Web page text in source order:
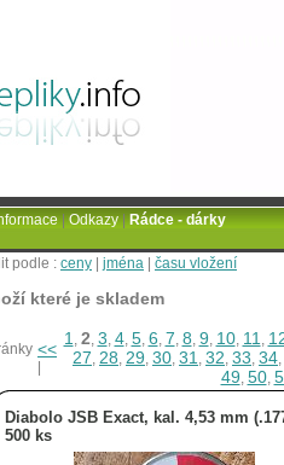
podle : ceny jména času vložení
které je skladem
<<
1, 2, 3, 4, 5, 6, 7, 8, 9, 10, 11,
27, 28, 29, 30, 31 , 32, 33, 34,
49, 50,
Diabolo JSB Exact, kal. 4,53 mm
500 ks
|Odkazy|Rádce - dárky